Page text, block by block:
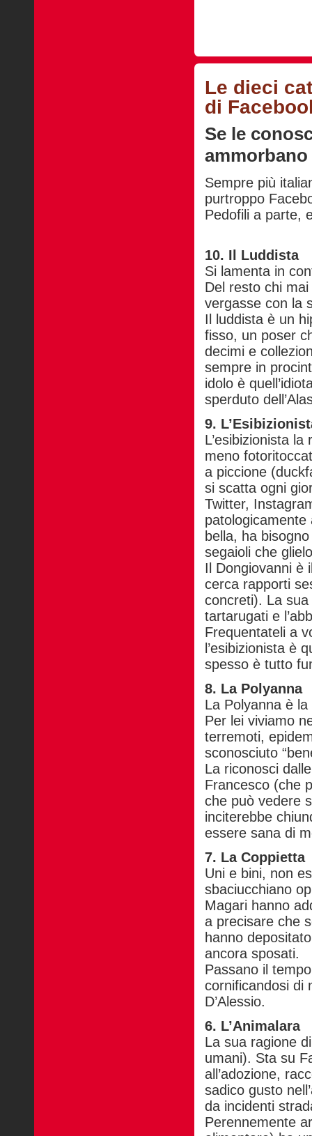
Le dieci
di
Se le
ammorbano
Sempre più
purtroppo
Pedofili a parte,
10. Il Luddista
Si lamenta in
Del resto chi
vergasse con la
Il luddista è un
fisso, un poser
decimi e
sempre in
idolo è
sperduto
9.
L’esibizionista
meno
a piccione
si scatta ogni
Twitter,
bella, ha
segaioli che
Il Dongiovanni è
cerca rapporti
concreti). La
tartarugati e
Frequentateli a
l’esibizionista è
spesso è tutto
8. La Polyanna
La Polyanna è
Per lei viviamo
terremoti,
sconosciuto
La riconosci
Francesco (che
che può vedere
inciterebbe
essere sana di
7. La Coppietta
Uni e bini, non
sbaciucchiano
Magari hanno
a precisare che
hanno
ancora sposati.
Passano il
cornificandosi di
D’Alessio.
6. L’Animalara
La sua ragione
umani). Sta su
all’adozione,
sadico gusto
da incidenti
Perennemente